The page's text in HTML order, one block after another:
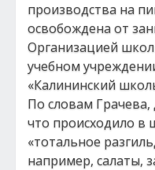
производства на
освобождена от
Организацией
учебном
«Калининский
По словам Грачева,
что происходило в
«тотальное
например, салаты,